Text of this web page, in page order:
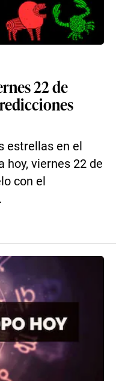
22 de
estrellas en el
hoy, viernes 22 de
con el